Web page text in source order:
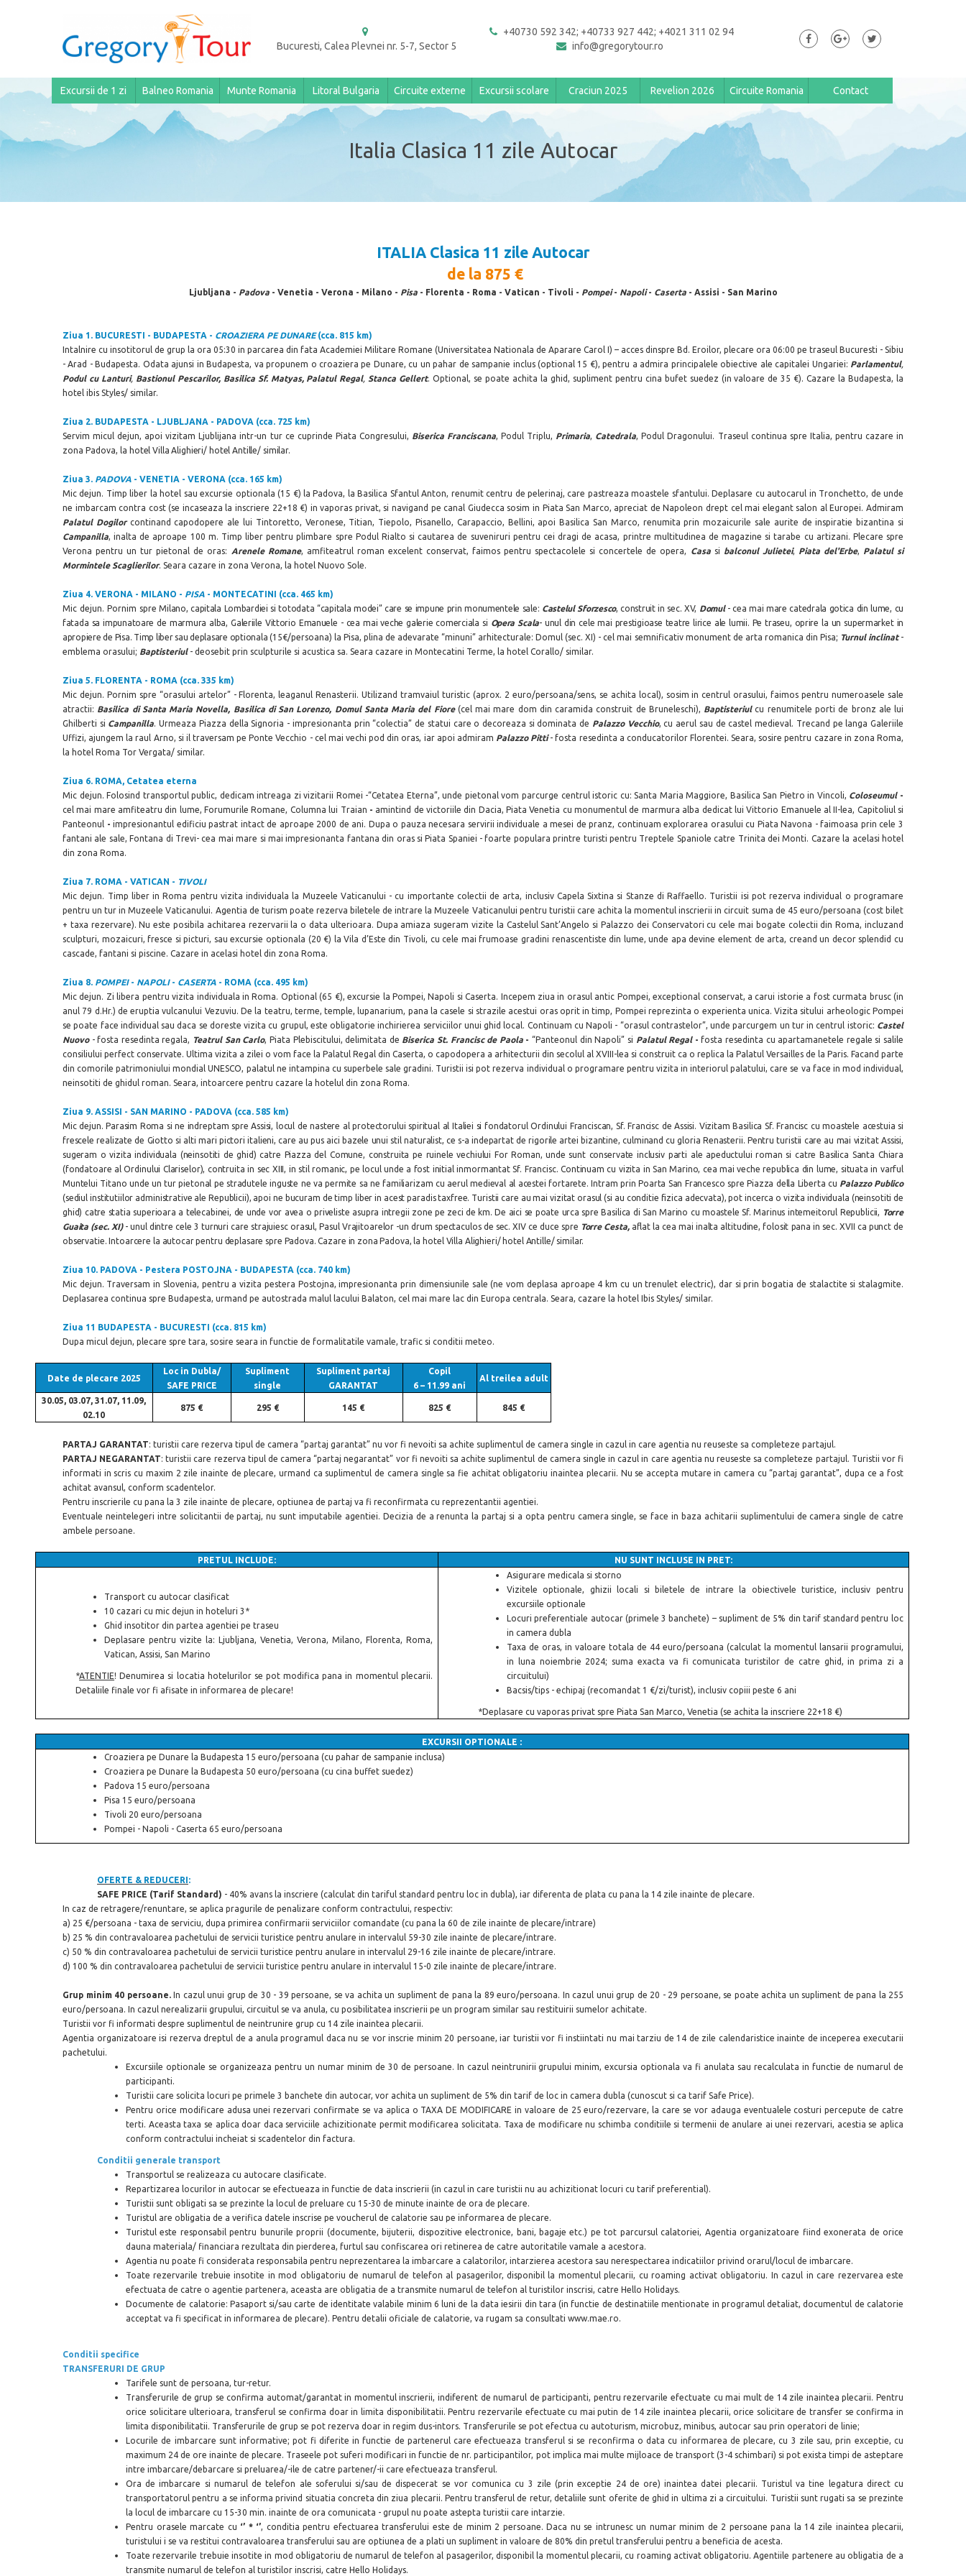
Bucuresti, Calea Plevnei nr. 5-7, Sector 5
+40730 592 342; +40733 927 442; +4021 311 02 94
info@gregorytour.ro
Excursii de 1 zi Balneo Romania Munte Romania Litoral Bulgaria Circuite externe Excursii scolare Craciun 2025 Revelion 2026 Circuite Romania Contact
Italia Clasica 11 zile Autocar
ITALIA Clasica 11 zile Autocar
de la 875 €
Ljubljana - Padova- Venetia - Verona - Milano - Pisa- Florenta - Roma - Vatican - Tivoli - Pompei- Napoli- Caserta- Assisi - San Marino
Ziua 1. BUCURESTI - BUDAPESTA - CROAZIERA PE DUNARE(cca. 815 km)
Intalnire cu insotitorul de grup la ora 05:30 in parcarea din fata Academiei Militare Romane (Universitatea Nationala de Aparare Carol I) – acces dinspre Bd. Eroilor, plecare ora 06:00 pe traseul Bucuresti - Sibiu
- Arad - Budapesta. Odata ajunsi in Budapesta, va propunem o croaziera pe Dunare, cu un pahar de sampanie inclus (optional 15 €), pentru a admira principalele obiective ale capitalei Ungariei: Parlamentul,
Podul cu Lanturi, Bastionul Pescarilor, Basilica Sf. Matyas, Palatul Regal, Stanca Gellert. Optional, se poate achita la ghid, supliment pentru cina bufet suedez (in valoare de 35 €). Cazare la Budapesta, la
hotel ibis Styles/ similar.
Ziua 2. BUDAPESTA - LJUBLJANA - PADOVA (cca. 725 km)
Servim micul dejun, apoi vizitam Ljublijana intr-un tur ce cuprinde Piata Congresului, Biserica Franciscana, Podul Triplu, Primaria, Catedrala, Podul Dragonului. Traseul continua spre Italia, pentru cazare in
zona Padova, la hotel Villa Alighieri/ hotel Antille/ similar.
Ziua 3. PADOVA - VENETIA - VERONA (cca. 165 km)
Mic dejun. Timp liber la hotel sau excursie optionala (15 €) la Padova, la Basilica Sfantul Anton, renumit centru de pelerinaj, care pastreaza moastele sfantului. Deplasare cu autocarul in Tronchetto, de unde
ne imbarcam contra cost (se incaseaza la inscriere 22+18 €) in vaporas privat, si navigand pe canal Giudecca sosim in Piata San Marco, apreciat de Napoleon drept cel mai elegant salon al Europei. Admiram
Palatul Dogilorcontinand capodopere ale lui Tintoretto, Veronese, Titian, Tiepolo, Pisanello, Carapaccio, Bellini, apoi Basilica San Marco, renumita prin mozaicurile sale aurite de inspiratie bizantina si
Campanilla, inalta de aproape 100 m. Timp liber pentru plimbare spre Podul Rialto si cautarea de suveniruri pentru cei dragi de acasa, printre multitudinea de magazine si tarabe cu artizani. Plecare spre
Verona pentru un tur pietonal de oras:
Arenele Romane, amfiteatrul roman excelent conservat, faimos pentru spectacolele si concertele de opera, Casa si balconul Julietei, Piata del'Erbe, Palatul si
Mormintele Scaglierilor. Seara cazare in zona Verona, la hotel Nuovo Sole.
Ziua 4. VERONA - MILANO - PISA - MONTECATINI (cca. 465 km)
Mic dejun. Pornim spreMilano, capitala Lombardiei si totodata “capitala modei” care se impune prin monumentele sale: Castelul Sforzesco, construit in sec. XV, Domul- cea mai mare catedrala gotica din lume, cu
fatada sa impunatoare de marmura alba, Galeriile Vittorio Emanuele - cea mai veche galerie comerciala si Opera Scala- unul din cele mai prestigioase teatre lirice ale lumii. Pe traseu, oprire la un supermarket in
apropiere de Pisa. Timp liber sau deplasare optionala (15€/persoana) la Pisa, plina de adevarate “minuni” arhitecturale: Domul (sec. XI) - cel mai semnificativ monument de arta romanica din Pisa; Turnul inclinat-
emblema orasului; Baptisteriul - deosebit prin sculpturile si acustica sa. Seara cazare in Montecatini Terme, la hotel Corallo/ similar.
Ziua 5. FLORENTA - ROMA (cca. 335 km)
Mic dejun. Pornim spre “orasului artelor” - Florenta, leaganul Renasterii. Utilizand tramvaiul turistic (aprox. 2 euro/persoana/sens, se achita local), sosim in centrul orasului, faimos pentru numeroasele sale
atractii: Basilica di Santa Maria Novella, Basilica di San Lorenzo, Domul Santa Maria del Fiore(cel mai mare dom din caramida construit de Bruneleschi), Baptisteriul cu renumitele porti de bronz ale lui
Ghilberti si Campanilla. Urmeaza Piazza della Signoria - impresionanta prin “colectia” de statui care o decoreaza si dominata de Palazzo Vecchio, cu aerul sau de castel medieval. Trecand pe langa Galeriile
Uffizi, ajungem la raul Arno, si il traversam pe Ponte Vecchio - cel mai vechi pod din oras, iar apoi admiram Palazzo Pitti- fosta resedinta a conducatorilor Florentei. Seara, sosire pentru cazare in zona Roma,
la hotel Roma Tor Vergata/ similar.
Ziua 6. ROMA, Cetatea eterna
Mic dejun. Folosind transportul public, dedicam intreaga zi vizitarii Romei -“Cetatea Eterna”, unde pietonal vom parcurge centrul istoric cu: Santa Maria Maggiore, Basilica San Pietro in Vincoli, Coloseumul -
cel mai mare amfiteatru din lume, Forumurile Romane, Columna lui Traian - amintind de victoriile din Dacia, Piata Venetia cu monumentul de marmura alba dedicat lui Vittorio Emanuele al II-lea, Capitoliul si
Panteonul - impresionantul edificiu pastrat intact de aproape 2000 de ani. Dupa o pauza necesara servirii individuale a mesei de pranz, continuam explorarea orasului cu Piata Navona - faimoasa prin cele 3
fantani ale sale, Fontana di Trevi- cea mai mare si mai impresionanta fantana din oras si Piata Spaniei - foarte populara printre turisti pentru Treptele Spaniole catre Trinita dei Monti. Cazare la acelasi hotel
din zona Roma.
Ziua 7. ROMA - VATICAN - TIVOLI
Mic dejun. Timp liber in Roma pentru vizita individuala la Muzeele Vaticanului - cu importante colectii de arta, inclusiv Capela Sixtina si Stanze di Raffaello. Turistii isi pot rezerva individual o programare
pentru un tur in Muzeele Vaticanului. Agentia de turism poate rezerva biletele de intrare la Muzeele Vaticanului pentru turistii care achita la momentul inscrierii in circuit suma de 45 euro/persoana (cost bilet
+ taxa rezervare). Nu este posibila achitarea rezervarii la o data ulterioara. Dupa amiaza sugeram vizite la Castelul Sant’Angelo si Palazzo dei Conservatori cu cele mai bogate colectii din Roma, incluzand
sculpturi, mozaicuri, fresce si picturi, sau excursie optionala (20 €) la Vila d’Este din Tivoli, cu cele mai frumoase gradini renascentiste din lume, unde apa devine element de arta, creand un decor splendid cu
cascade, fantani si piscine. Cazare in acelasi hotel din zona Roma.
Ziua 8. POMPEI- NAPOLI- CASERTA - ROMA (cca. 495 km)
Mic dejun. Zi libera pentru vizita individuala in Roma. Optional (65 €), excursie la Pompei, Napoli si Caserta. Incepem ziua in orasul antic Pompei, exceptional conservat, a carui istorie a fost curmata brusc (in
anul 79 d.Hr.) de eruptia vulcanului Vezuviu. De la teatru, terme, temple, lupanarium, pana la casele si strazile acestui oras oprit in timp, Pompei reprezinta o experienta unica. Vizita sitului arheologic Pompei
se poate face individual sau daca se doreste vizita cu grupul, este obligatorie inchirierea serviciilor unui ghid local. Continuam cu Napoli - “orasul contrastelor”, unde parcurgem un tur in centrul istoric: Castel
Nuovo - fosta resedinta regala, Teatrul San Carlo, Piata Plebiscitului, delimitata de Biserica St. Francisc de Paola - “Panteonul din Napoli” si Palatul Regal -fosta resedinta cu apartamanetele regale si salile
consiliului perfect conservate. Ultima vizita a zilei o vom face la Palatul Regal din Caserta, o capodopera a arhitecturii din secolul al XVIII-lea si construit ca o replica la Palatul Versailles de la Paris. Facand parte
din comorile patrimoniului mondial UNESCO, palatul ne intampina cu superbele sale gradini. Turistii isi pot rezerva individual o programare pentru vizita in interiorul palatului, care se va face in mod individual,
neinsotiti de ghidul roman. Seara, intoarcere pentru cazare la hotelul din zona Roma.
Ziua 9. ASSISI - SAN MARINO - PADOVA (cca. 585 km)
Mic dejun. Parasim Roma si ne indreptam spre Assisi, locul de nastere al protectorului spiritual al Italiei si fondatorul Ordinului Franciscan, Sf. Francisc de Assisi. Vizitam Basilica Sf. Francisc cu moastele acestuia si
frescele realizate de Giotto si alti mari pictori italieni, care au pus aici bazele unui stil naturalist, ce s-a indepartat de rigorile artei bizantine, culminand cu gloria Renasterii. Pentru turistii care au mai vizitat Assisi,
sugeram o vizita individuala (neinsotiti de ghid) catre Piazza del Comune, construita pe ruinele vechiului For Roman, unde sunt conservate inclusiv parti ale apeductului roman si catre Basilica Santa Chiara
(fondatoare al Ordinului Clariselor), contruita in sec XIII, in stil romanic, pe locul unde a fost initial inmormantat Sf. Francisc. Continuam cu vizita in San Marino, cea mai veche republica din lume, situata in varful
Muntelui Titano unde un tur pietonal pe stradutele inguste ne va permite sa ne familiarizam cu aerul medieval al acestei fortarete. Intram prin Poarta San Francesco spre Piazza della Liberta cu Palazzo Publico
(sediul institutiilor administrative ale Republicii), apoi ne bucuram de timp liber in acest paradis taxfree. Turistii care au mai vizitat orasul (si au conditie fizica adecvata), pot incerca o vizita individuala (neinsotiti de
ghid) catre statia superioara a telecabinei, de unde vor avea o priveliste asupra intregii zone pe zeci de km. De aici se poate urca spre Basilica di San Marino cu moastele Sf. Marinus intemeitorul Republicii, Torre
Guaita (sec. XI) - unul dintre cele 3 turnuri care strajuiesc orasul, Pasul Vrajitoarelor -un drum spectaculos de sec. XIV ce duce spre Torre Cesta,aflat la cea mai inalta altitudine, folosit pana in sec. XVII ca punct de
observatie. Intoarcere la autocar pentru deplasare spre Padova. Cazare in zona Padova, la hotel Villa Alighieri/ hotel Antille/ similar.
Ziua 10. PADOVA - Pestera POSTOJNA - BUDAPESTA (cca. 740 km)
Mic dejun. Traversam in Slovenia, pentru a vizita pestera Postojna, impresionanta prin dimensiunile sale (ne vom deplasa aproape 4 km cu un trenulet electric), dar si prin bogatia de stalactite si stalagmite.
Deplasarea continua spre Budapesta, urmand pe autostrada malul lacului Balaton, cel mai mare lac din Europa centrala. Seara, cazare la hotel Ibis Styles/ similar.
Ziua 11 BUDAPESTA - BUCURESTI (cca. 815 km)
Dupa micul dejun, plecare spre tara, sosire seara in functie de formalitatile vamale, trafic si conditii meteo.
Date de plecare 2025
Loc in Dubla/
SAFE PRICE
Supliment
single
Supliment partaj
GARANTAT
Copil
6 – 11.99 ani
Al treilea adult
30.05, 03.07, 31.07, 11.09,
02.10
875 € 295 € 145 € 825 € 845 €
PARTAJ GARANTAT: turistii care rezerva tipul de camera “partaj garantat” nu vor fi nevoiti sa achite suplimentul de camera single in cazul in care agentia nu reuseste sa completeze partajul.
PARTAJ NEGARANTAT: turistii care rezerva tipul de camera “partaj negarantat” vor fi nevoiti sa achite suplimentul de camera single in cazul in care agentia nu reuseste sa completeze partajul. Turistii vor fi
informati in scris cu maxim 2 zile inainte de plecare, urmand ca suplimentul de camera single sa fie achitat obligatoriu inaintea plecarii. Nu se accepta mutare in camera cu “partaj garantat”, dupa ce a fost
achitat avansul, conform scadentelor.
Pentru inscrierile cu pana la 3 zile inainte de plecare, optiunea de partaj va fi reconfirmata cu reprezentantii agentiei.
Eventuale neintelegeri intre solicitantii de partaj, nu sunt imputabile agentiei. Decizia de a renunta la partaj si a opta pentru camera single, se face in baza achitarii suplimentului de camera single de catre
ambele persoane.
PRETUL INCLUDE: NU SUNT INCLUSE IN PRET:
Transport cu autocar clasificat
10 cazari cu mic dejun in hoteluri 3*
Ghid insotitor din partea agentiei pe traseu
Deplasare pentru vizite la: Ljubljana, Venetia, Verona, Milano, Florenta, Roma,
Vatican, Assisi, San Marino
*ATENTIE! Denumirea si locatia hotelurilor se pot modifica pana in momentul plecarii.
Detaliile finale vor fi afisate in informarea de plecare!
Asigurare medicala si storno
Vizitele optionale, ghizii locali si biletele de intrare la obiectivele turistice, inclusiv pentru
excursiile optionale
Locuri preferentiale autocar (primele 3 banchete) – supliment de 5% din tarif standard pentru loc
in camera dubla
Taxa de oras, in valoare totala de 44 euro/persoana (calculat la momentul lansarii programului,
in luna noiembrie 2024; suma exacta va fi comunicata turistilor de catre ghid, in prima zi a
circuitului)
Bacsis/tips - echipaj (recomandat 1 €/zi/turist), inclusiv copiii peste 6 ani
*Deplasare cu vaporas privat spre Piata San Marco, Venetia (se achita la inscriere 22+18 €)
EXCURSII OPTIONALE :
Croaziera pe Dunare la Budapesta 15 euro/persoana (cu pahar de sampanie inclusa)
Croaziera pe Dunare la Budapesta 50 euro/persoana (cu cina buffet suedez)
Padova 15 euro/persoana
Pisa 15 euro/persoana
Tivoli 20 euro/persoana
Pompei - Napoli - Caserta 65 euro/persoana
OFERTE & REDUCERI:
SAFE PRICE (Tarif Standard) - 40% avans la inscriere (calculat din tariful standard pentru loc in dubla), iar diferenta de plata cu pana la 14 zile inainte de plecare.
In caz de retragere/renuntare, se aplica pragurile de penalizare conform contractului, respectiv:
a) 25 €/persoana - taxa de serviciu, dupa primirea confirmarii serviciilor comandate (cu pana la 60 de zile inainte de plecare/intrare)
b) 25 % din contravaloarea pachetului de servicii turistice pentru anulare in intervalul 59-30 zile inainte de plecare/intrare.
c) 50 % din contravaloarea pachetului de servicii turistice pentru anulare in intervalul 29-16 zile inainte de plecare/intrare.
d) 100 % din contravaloarea pachetului de servicii turistice pentru anulare in intervalul 15-0 zile inainte de plecare/intrare.
Grup minim 40 persoane. In cazul unui grup de 30 - 39 persoane, se va achita un supliment de pana la 89 euro/persoana. In cazul unui grup de 20 - 29 persoane, se poate achita un supliment de pana la 255
euro/persoana. In cazul nerealizarii grupului, circuitul se va anula, cu posibilitatea inscrierii pe un program similar sau restituirii sumelor achitate.
Turistii vor fi informati despre suplimentul de neintrunire grup cu 14 zile inaintea plecarii.
Agentia organizatoare isi rezerva dreptul de a anula programul daca nu se vor inscrie minim 20 persoane, iar turistii vor fi instiintati nu mai tarziu de 14 de zile calendaristice inainte de inceperea executarii
pachetului.
Excursiile optionale se organizeaza pentru un numar minim de 30 de persoane. In cazul neintrunirii grupului minim, excursia optionala va fi anulata sau recalculata in functie de numarul de
participanti.
Turistii care solicita locuri pe primele 3 banchete din autocar, vor achita un supliment de 5% din tarif de loc in camera dubla (cunoscut si ca tarif Safe Price).
Pentru orice modificare adusa unei rezervari confirmate se va aplica o TAXA DE MODIFICARE in valoare de 25 euro/rezervare, la care se vor adauga eventualele costuri percepute de catre
terti. Aceasta taxa se aplica doar daca serviciile achizitionate permit modificarea solicitata. Taxa de modificare nu schimba conditiile si termenii de anulare ai unei rezervari, acestia se aplica
conform contractului incheiat si scadentelor din factura.
Conditii generale transport
Transportul se realizeaza cu autocare clasificate.
Repartizarea locurilor in autocar se efectueaza in functie de data inscrierii (in cazul in care turistii nu au achizitionat locuri cu tarif preferential).
Turistii sunt obligati sa se prezinte la locul de preluare cu 15-30 de minute inainte de ora de plecare.
Turistul are obligatia de a verifica datele inscrise pe voucherul de calatorie sau pe informarea de plecare.
Turistul este responsabil pentru bunurile proprii (documente, bijuterii, dispozitive electronice, bani, bagaje etc.) pe tot parcursul calatoriei, Agentia organizatoare fiind exonerata de orice
dauna materiala/ financiara rezultata din pierderea, furtul sau confiscarea ori retinerea de catre autoritatile vamale a acestora.
Agentia nu poate fi considerata responsabila pentru neprezentarea la imbarcare a calatorilor, intarzierea acestora sau nerespectarea indicatiilor privind orarul/locul de imbarcare.
Toate rezervarile trebuie insotite in mod obligatoriu de numarul de telefon al pasagerilor, disponibil la momentul plecarii, cu roaming activat obligatoriu. In cazul in care rezervarea este
efectuata de catre o agentie partenera, aceasta are obligatia de a transmite numarul de telefon al turistilor inscrisi, catre Hello Holidays.
Documente de calatorie: Pasaport si/sau carte de identitatevalabile minim 6 luni de la data iesirii din tara (in functie de destinatiile mentionate in programul detaliat, documentul de calatorie
acceptat va fi specificat in informarea de plecare). Pentru detalii oficiale de calatorie, va rugam sa consultati www.mae.ro.
Conditii specifice
TRANSFERURI DE GRUP
Tarifele sunt de persoana, tur-retur.
Transferurile de grup se confirma automat/garantat in momentul inscrierii, indiferent de numarul de participanti, pentru rezervarile efectuate cu mai mult de 1 4 zile inaintea plecarii. Pentru
orice solicitare ulterioara, transferul se confirma doar in limita disponibilitatii. Pentru rezervarile efectuate cu mai putin de 14 zile inaintea plecarii, orice solicitare de transfer se confirma in
limita disponibilitatii. Transferurile de grup se pot rezerva doar in regim dus-intors. Transferurile se pot efectua cu autoturism, microbuz, minibus, autocar sau prin operatori de linie;
Locurile de imbarcare sunt informative; pot fi diferite in functie de partenerul care efectueaza transferul si se reconfirma o data cu informarea de plecare, cu 3 zile sau, prin exceptie, cu
maximum 24 de ore inainte de plecare. Traseele pot suferi modificari in functie de nr. participantilor, pot implica mai multe mijloace de transport (3-4 schimbari) si pot exista timpi de asteptare
intre imbarcare/debarcare si preluarea/-ile de catre partener/-ii care efectueaza transferul.
Ora de imbarcare si numarul de telefon ale soferului si/sau de dispecerat se vor comunica cu 3 zile (prin exceptie 24 de ore) inaintea datei plecarii. Turistul va tine legatura direct cu
transportatorul pentru a se informa privind situatia concreta din ziua plecarii. Pentru transferul de retur, detaliile sunt oferite de ghid in ultima zi a circuitului. Turistii sunt rugati sa se prezinte
la locul de imbarcare cu 15-30 min. inainte de ora comunicata - grupul nu poate astepta turistii care intarzie.
Pentru orasele marcate cu ‘’ * ‘’, conditia pentru efectuarea transferului este de minim 2 persoane. Daca nu se intrunesc un numar minim de 2 persoane pana la 14 zile inaintea plecarii,
turistului i se va restitui contravaloarea transferului sau are optiunea de a plati un supliment in valoare de 80% din pretul transferului pentru a beneficia de acesta.
Toate rezervarile trebuie insotite in mod obligatoriu de numarul de telefon al pasagerilor, disponibil la momentul plecarii, cu roaming activat obligatoriu. Agentiile partenere au obligatia de a
transmite numarul de telefon al turistilor inscrisi, catre Hello Holidays.